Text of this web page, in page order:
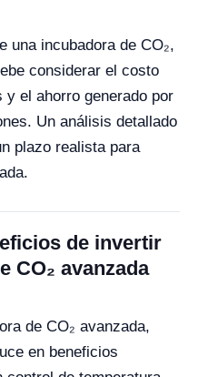
una incubadora de CO₂,
considerar el costo
el ahorro generado por
Un análisis detallado
plazo realista para
de invertir
CO₂ avanzada
de CO₂ avanzada,
en beneficios